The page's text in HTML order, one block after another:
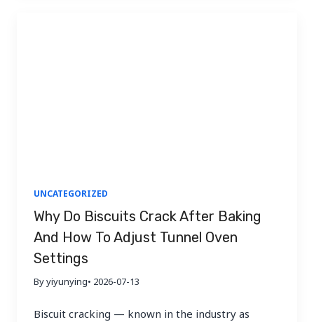
UNCATEGORIZED
Why Do Biscuits Crack After Baking
And How To Adjust Tunnel Oven
Settings
By yiyunying• 2026-07-13
Biscuit cracking — known in the industry as